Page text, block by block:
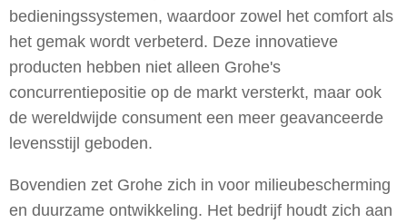
bedieningssystemen, waardoor zowel het comfort als
het gemak wordt verbeterd. Deze innovatieve
producten hebben niet alleen Grohe's
concurrentiepositie op de markt versterkt, maar ook
de wereldwijde consument een meer geavanceerde
levensstijl geboden.
Bovendien zet Grohe zich in voor milieubescherming
en duurzame ontwikkeling. Het bedrijf houdt zich aan